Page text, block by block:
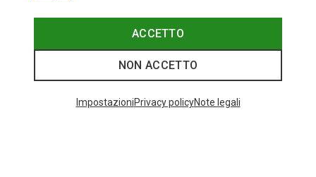
ACCETTO
NON ACCETTO
ImpostazioniPrivacy policyNote legali